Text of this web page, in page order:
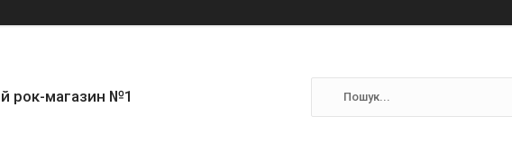
рок-магазин №1